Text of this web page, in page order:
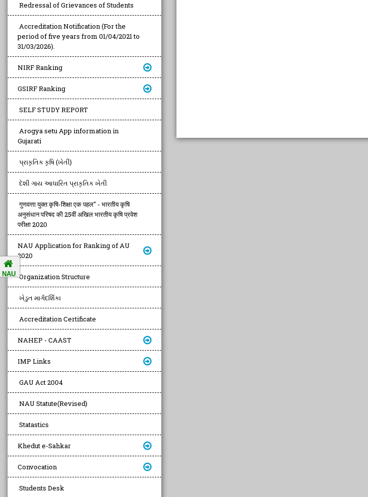
Redressal of Grievances of Students
Accreditation Notification (For the
period of five years from 01/04/2021 to
31/03/2026).
NIRF Ranking
GSIRF Ranking
SELF STUDY REPORT
Arogya setu App information in
Gujarati
પ્રાકૃતિક કૃષિ (ખેતી)
દેશી ગાય આધારિત પ્રાકૃતિક ખેતી
गुणवत्ता युक्त कृषि-शिक्षा एक पहल" - भारतीय कृषि
अनुसंधान परिषद की 25वीं अखिल भारतीय कृषि प्रवेश
परीक्षा 2020
NAU Application for Ranking of AU
2020
Organization Structure
ખેડુત માર્ગદર્શિકા
Accreditation Certificate
NAHEP - CAAST
IMP Links
GAU Act 2004
NAU Statute(Revised)
Statastics
Khedut e-Sahkar
Convocation
Students Desk
NAU